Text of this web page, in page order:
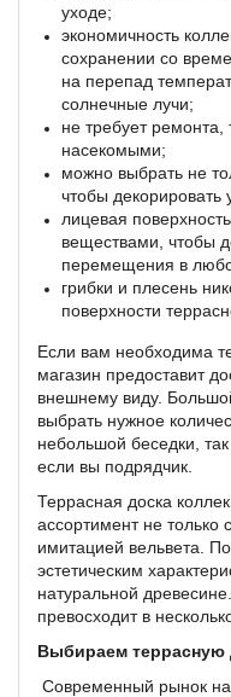
уходе;
экономичность
сохранении со
на перепад
солнечные лучи;
не требует ремонта,
насекомыми;
можно выбрать не
чтобы
лицевая
веществами, чтобы
перемещения в
грибки и плесень
поверхности
Если вам необходима
магазин предоставит
внешнему виду.
выбрать нужное
небольшой беседки, так
если вы подрядчик.
Террасная доска
ассортимент не только
имитацией вельвета.
эстетическим
натуральной
превосходит в
Выбираем террасную
Современный рынок